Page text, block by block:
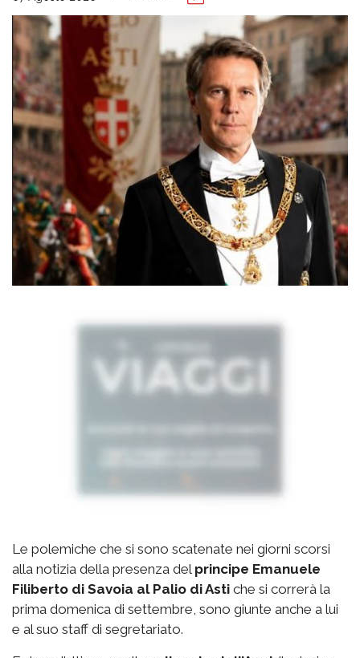
Le polemiche che si sono scatenate nei giorni scorsi
alla notizia della presenza del principe Emanuele
Filiberto di Savoia al Palio di Asti che si correrà la
prima domenica di settembre, sono giunte anche a lui
e al suo staff di segretariato.